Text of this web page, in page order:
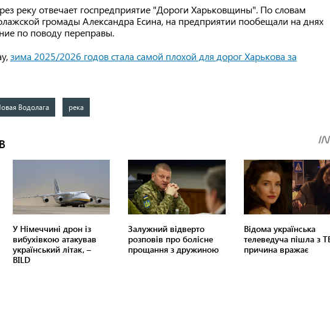
реку отвечает госпредприятие "Дороги Харьковщины". По словам
громады Александра Есина, на предприятии пообещали на днях
по поводу переправы.
зима 2025/2026 годов стала самой плохой для дорог Харькова за
Водолага река